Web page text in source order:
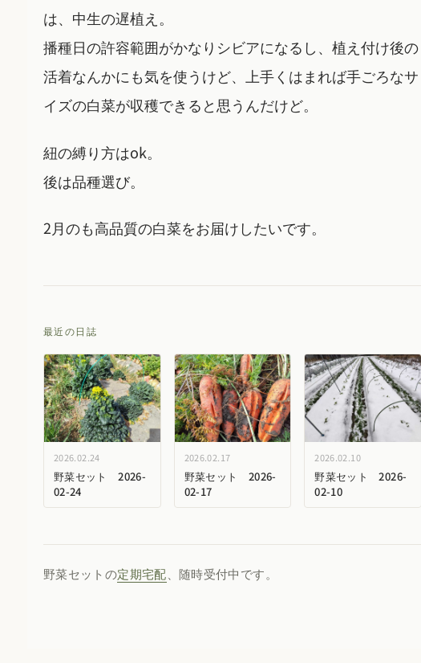
は、中生の遅植え。
播種日の許容範囲がかなりシビアになるし、植え付け後の
活着なんかにも気を使うけど、上手くはまれば手ごろなサ
イズの白菜が収穫できると思うんだけど。
紐の縛り方はok。
後は品種選び。
2月のも高品質の白菜をお届けしたいです。
最近の日誌
2026.02.24
野菜セット 2026-
02-24
2026.02.17
野菜セット 2026-
02-17
2026.02.10
野菜セット 2026-
02-10
野菜セットの定期宅配 、随時受付中です。